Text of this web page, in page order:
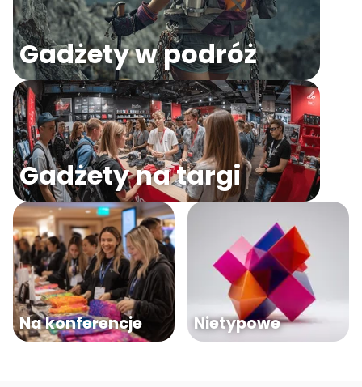
Gadżety w podróż
Gadżety na targi
Na konferencje Nietypowe